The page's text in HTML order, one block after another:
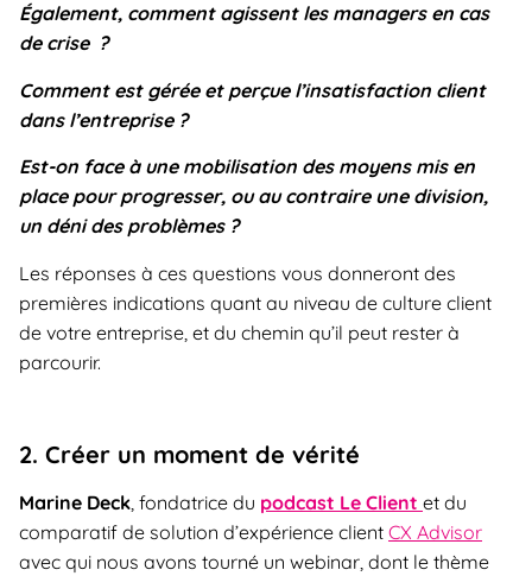
Également, comment agissent les managers en cas
de crise ?
Comment est gérée et perçue l’insatisfaction client
dans l’entreprise ?
Est-on face à une mobilisation des moyens mis en
place pour progresser, ou au contraire une division,
un déni des problèmes ?
Les réponses à ces questions vous donneront des
premières indications quant au niveau de culture client
de votre entreprise, et du chemin qu’il peut rester à
parcourir.
2. Créer un moment de vérité
Marine Deck, fondatrice du podcast Le Client et du
comparatif de solution d’expérience client CX Advisor
avec qui nous avons tourné un webinar, dont le thème